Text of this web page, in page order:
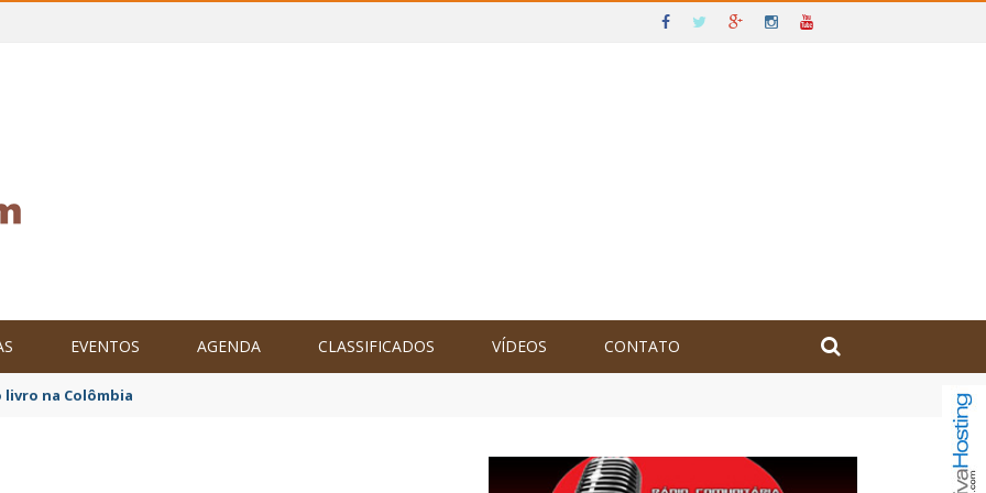
EVENTOS AGENDA CLASSIFICADOS VÍDEOS CONTATO
o Brasil no XXIV Parlamento Internacional de Escritores, na Colômbia